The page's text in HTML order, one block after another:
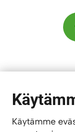
Käytämme